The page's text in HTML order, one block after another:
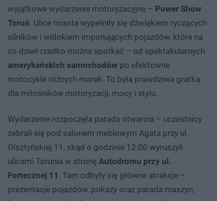
wyjątkowe wydarzenie motoryzacyjne – Power Show
Toruń. Ulice miasta wypełniły się dźwiękiem ryczących
silników i widokiem imponujących pojazdów, które na
co dzień rzadko można spotkać – od spektakularnych
amerykańskich samochodów po efektowne
motocykle różnych marek. To była prawdziwa gratka
dla miłośników motoryzacji, mocy i stylu.
Wydarzenie rozpoczęła parada otwarcia – uczestnicy
zebrali się pod salonem meblowym Agata przy ul.
Olsztyńskiej 11, skąd o godzinie 12:00 wyruszyli
ulicami Torunia w stronę Autodromu przy ul.
Fortecznej 11 . Tam odbyły się główne atrakcje –
prezentacje pojazdów, pokazy oraz parada maszyn,